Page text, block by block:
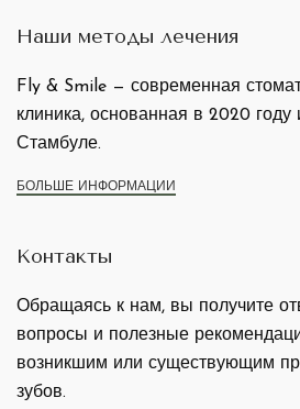
Наши методы лечения
Fly & Smile — современная
клиника, основанная в 2020
Стамбуле.
БОЛЬШЕ ИНФОРМАЦИИ
Контакты
Обращаясь к нам, вы получите
вопросы и полезные
возникшим или существующим
зубов.